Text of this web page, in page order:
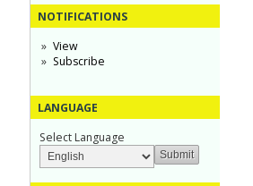
NOTIFICATIONS
View
Subscribe
LANGUAGE
Select Language